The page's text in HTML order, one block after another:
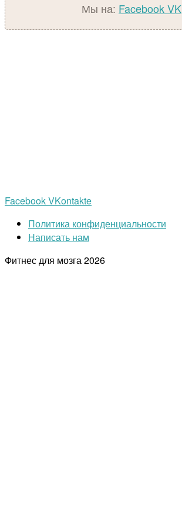
Мы на: FacebookVK
FacebookVKontakte
Политика конфиденциальности
Написать нам
Фитнес для мозга2026